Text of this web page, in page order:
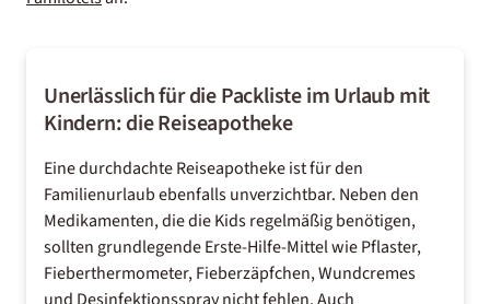
Unerlässlich für die Packliste im Urlaub mit
Kindern: die Reiseapotheke
Eine durchdachte Reiseapotheke ist für den
Familienurlaub ebenfalls unverzichtbar. Neben den
Medikamenten, die die Kids regelmäßig benötigen,
sollten grundlegende Erste-Hilfe-Mittel wie Pflaster,
Fieberthermometer, Fieberzäpfchen, Wundcremes